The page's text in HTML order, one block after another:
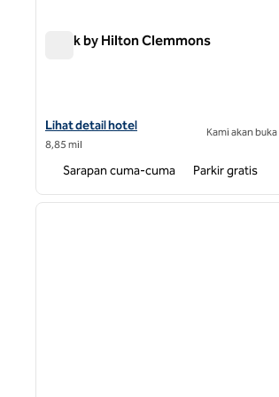
Spark by Hilton Clemmons
Lihat detail hotel untuk Spark by Hilton
Lihat detail hotel
8,85 mil
Kami akan
Sarapan cuma-cuma Parkir gratis
1 dari 12